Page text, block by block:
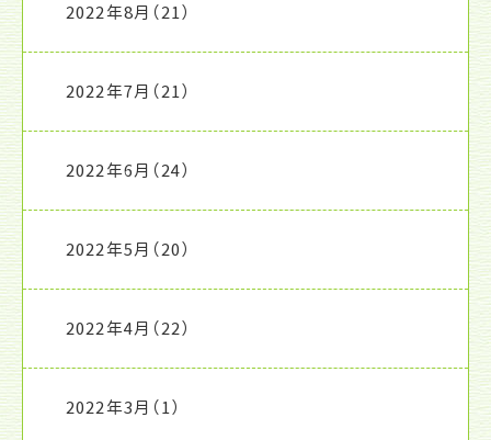
2022年8月 （21）
2022年7月 （21）
2022年6月 （24）
2022年5月 （20）
2022年4月 （22）
2022年3月 （1）